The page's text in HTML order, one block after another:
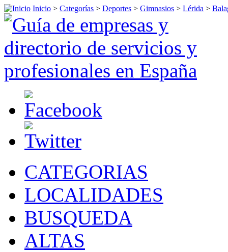
Inicio > Categorías > Deportes > Gimnasios > Lérida >
CATEGORIAS
LOCALIDADES
BUSQUEDA
ALTAS